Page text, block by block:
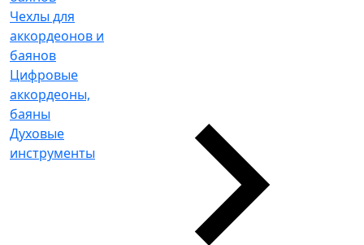
Чехлы для
аккордеонов и
баянов
Цифровые
аккордеоны,
баяны
Духовые
инструменты